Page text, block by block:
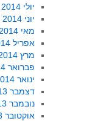
יולי 2014
יוני 2014
מאי 2014
אפריל 2014
מרץ 2014
פברואר 2014
ינואר 2014
דצמבר 2013
נובמבר 2013
אוקטובר 2013